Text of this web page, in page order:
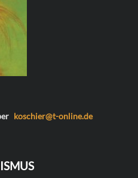
koschier@t-online.de